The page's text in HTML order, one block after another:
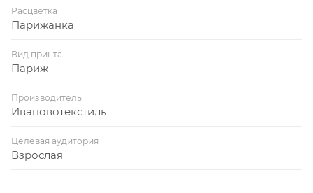
Расцветка
Парижанка
Вид принта
Париж
Производитель
Ивановотекстиль
Целевая аудитория
Взрослая